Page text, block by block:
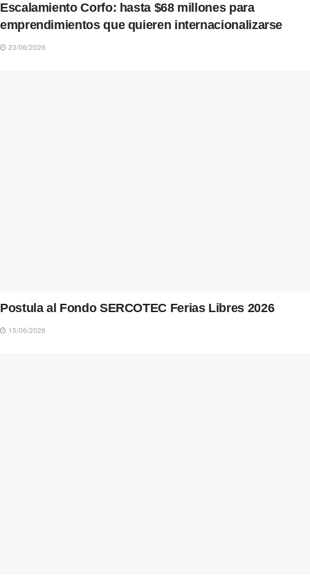
Escalamiento Corfo: hasta $68 millones para
emprendimientos que quieren internacionalizarse
23/06/2026
Postula al Fondo SERCOTEC Ferias Libres 2026
15/06/2026